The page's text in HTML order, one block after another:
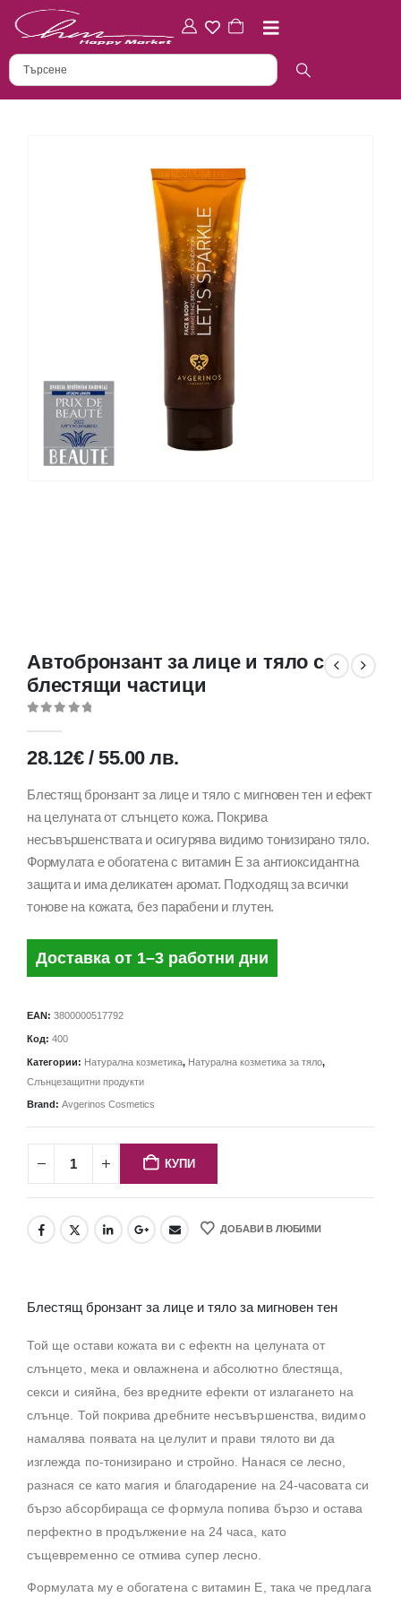
Aвтобронзант за лице и тяло с
блестящи частици
28.12€ /55.00лв.
Блестящ бронзант за лице и тяло с мигновен тен и ефект
на целуната от слънцето кожа. Покрива
несъвършенствата и осигурява видимо тонизирано тяло.
Формулата е обогатена с витамин Е за антиоксидантна
защита и има деликатен аромат. Подходящ за всички
тонове на кожата, без парабени и глутен.
Доставка от 1–3 работни дни
EAN: 3800000517792
Код: 400
Категории: Натурална козметика, Натурална козметика за тяло,
Слънцезащитни продукти
Brand: Avgerinos Cosmetics
КУПИ
ДОБАВИ В ЛЮБИМИ
Блестящ бронзант за лице и тяло за мигновен тен
Той ще остави кожата ви с ефектн на целуната от
слънцето, мека и овлажнена и абсолютно блестяща,
секси и сияйна, без вредните ефекти от излагането на
слънце. Той покрива дребните несъвършенства, видимо
намалява появата на целулит и прави тялото ви да
изглежда по-тонизирано и стройно. Нанася се лесно,
разнася се като магия и благодарение на 24-часовата си
бързо абсорбираща се формула попива бързо и остава
перфектно в продължение на 24 часа, като
същевременно се отмива супер лесно.
Формулата му е обогатена с витамин Е, така че предлага